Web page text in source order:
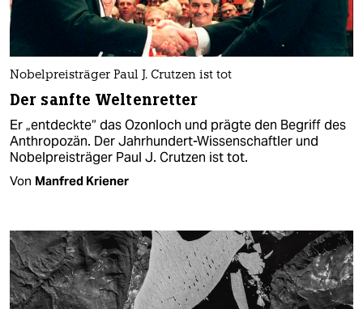
Nobelpreisträger Paul J. Crutzen ist tot
Der sanfte Weltenretter
Er „entdeckte“ das Ozonloch und prägte den Begriff des
Anthropozän. Der Jahrhundert-Wissenschaftler und
Nobelpreisträger Paul J. Crutzen ist tot.
Von Manfred Kriener